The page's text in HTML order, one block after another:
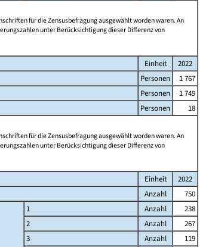
für die Zensusbefragung ausgewählt worden waren. An
unter Berücksichtigung dieser Differenz von
Einheit
2022
Personen
1 767
Personen
1 749
Personen
18
für die Zensusbefragung ausgewählt worden waren. An
unter Berücksichtigung dieser Differenz von
Einheit
2022
Anzahl
750
1 Anzahl
238
2
Anzahl
267
3
Anzahl
119